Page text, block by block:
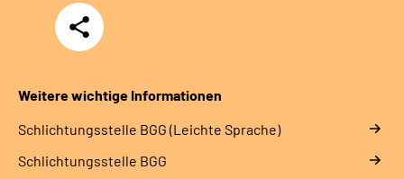
Teilen
Weitere wichtige Informationen
Schlich­tungs­stel­le BGG (Leichte Sprache)
Schlich­tungs­stel­le BGG